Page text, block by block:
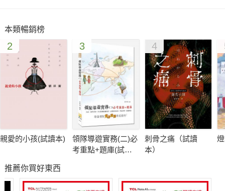
本類暢銷榜
2
親愛的小孩(試讀本)
3
領隊導遊實務(二)必
考重點+題庫(試讀
4
刺骨之痛（試讀
本）
推薦你買好東西